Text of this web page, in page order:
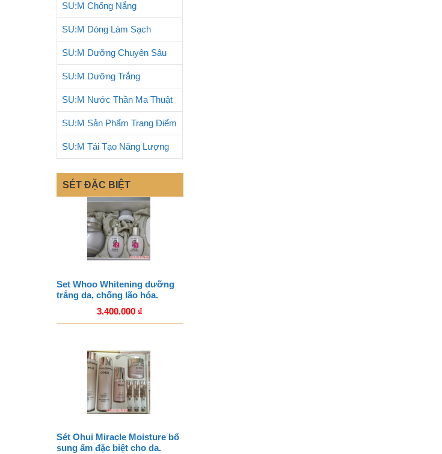
SU:M Chống Nắng
SU:M Dòng Làm Sạch
SU:M Dưỡng Chuyên Sâu
SU:M Dưỡng Trắng
SU:M Nước Thần Ma Thuật
SU:M Sản Phẩm Trang Điểm
SU:M Tái Tạo Năng Lượng
SÉT ĐẶC BIỆT
Set Whoo Whitening dưỡng
trắng da, chống lão hóa.
3.400.000 ₫
Sét Ohui Miracle Moisture bổ
sung ẩm đặc biệt cho da.